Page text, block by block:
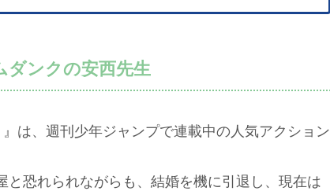
ダンクの安西先生
は、週刊少年ジャンプで連載中の人気アクション
恐れられながらも、結婚を機に引退し、現在は